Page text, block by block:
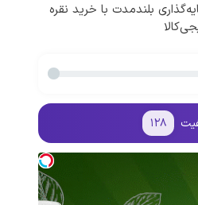
بلندمدت با خرید نقره
۱۲۸